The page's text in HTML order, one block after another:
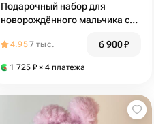
Подарочный набор для
новорождённого мальчика с
4.957 тыс. 6 900₽
1 725 ₽ × 4 платежа